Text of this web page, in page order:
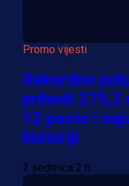
Promo vijesti
Rekordno
prihodi 275,2
12 posto i
historiji
2 sedmica 2 h